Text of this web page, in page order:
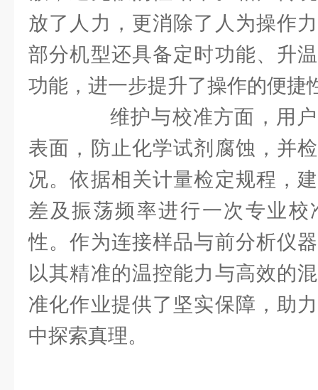
放了人力，更消除了人为操作
部分机型还具备定时功能、升
功能，进一步提升了操作的便捷
维护与校准方面，用户
表面，防止化学试剂腐蚀，并
况。依据相关计量检定规程，
差及振荡频率进行一次专业
性。作为连接样品与前分析仪
以其精准的温控能力与高效的
准化作业提供了坚实保障，助
中探索真理。